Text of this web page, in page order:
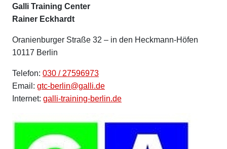
Galli Training Center
Rainer Eckhardt
Oranienburger Straße 32 – in den Heckmann-Höfen
10117 Berlin
Telefon: 030 / 27596973
Email: gtc-berlin@galli.de
Internet: galli-training-berlin.de